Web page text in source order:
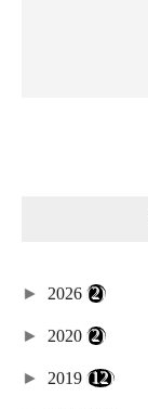
► 2026 (2)
► 2020 (2)
► 2019 (12)